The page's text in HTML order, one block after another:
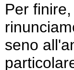
Per
seno